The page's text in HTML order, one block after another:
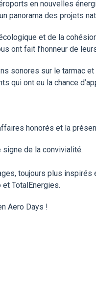
en nouvelles
panorama des projets
et de la
ont fait l’honneur de
sonores sur le tarmac
qui ont eu la chance
honorés et la
de la convivialité.
toujours plus
et TotalEnergies.
Aero Days !